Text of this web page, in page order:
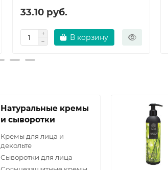
33.10 руб.
В корзину
Натуральные кремы
и сыворотки
Кремы для лица и
декольте
Сыворотки для лица